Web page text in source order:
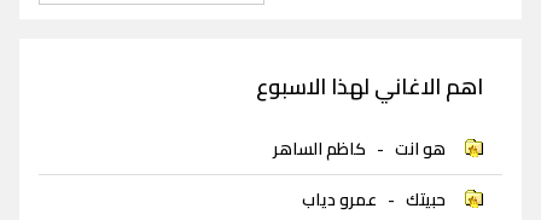
اهم الاغاني لهذا الاسبوع
هو انت - كاظم الساهر
حبيتك - عمرو دياب